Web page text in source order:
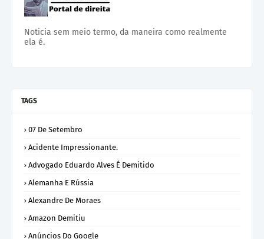
Noticia sem meio termo, da maneira como realmente
ela é.
TAGS
07 De Setembro
Acidente Impressionante.
Advogado Eduardo Alves É Demitido
Alemanha E Rússia
Alexandre De Moraes
Amazon Demitiu
Anúncios Do Google